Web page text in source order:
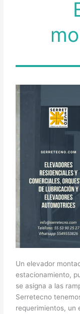
Un elevador
estacionamiento,
se asigna a las
Serretecno
requerimientos, un